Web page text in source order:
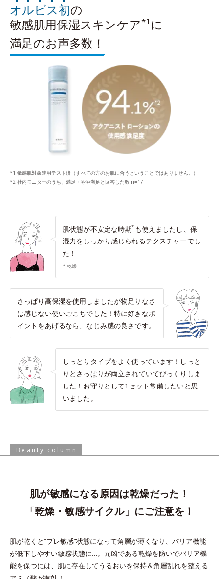
オルビス初の
敏感肌用保湿スキンケア*1 に
満足のお声多数！
*1 敏感肌対象連用テスト済（すべての方のお肌に合うということではありません。）
*2 社内モニターのうち、満足・やや満足と回答した数 n=17
肌状態が不安定な時期* も使えましたし、保
湿力をしっかり感じられるテクスチャーでし
た！
* 乾燥
さっぱり高保湿を使用しましたが物足りなさ
は感じない使いごこちでした！特に好きなポ
イントをあげるなら、なじみ感の良さです。
しっとりタイプをよく使っています！しっと
りとさっぱりが両立されていてびっくりしま
した！お守りとして1セット常備したいと思
いました。
Beauty column
肌が敏感になる原因は乾燥だった！
「乾燥・敏感サイクル」にご注意を！
肌が乾くと“プレ敏感”状態になって角層が薄くなり、バリア機能
が低下しやすい敏感状態に…。 元凶である乾燥を防いでバリア機
能を保つには、肌に存在してうるおいを保持＆角層乱れを整える